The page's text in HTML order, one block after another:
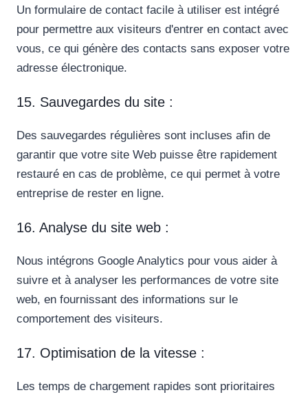
Un formulaire de contact facile à utiliser est intégré
pour permettre aux visiteurs d'entrer en contact avec
vous, ce qui génère des contacts sans exposer votre
adresse électronique.
15. Sauvegardes du site :
Des sauvegardes régulières sont incluses afin de
garantir que votre site Web puisse être rapidement
restauré en cas de problème, ce qui permet à votre
entreprise de rester en ligne.
16. Analyse du site web :
Nous intégrons Google Analytics pour vous aider à
suivre et à analyser les performances de votre site
web, en fournissant des informations sur le
comportement des visiteurs.
17. Optimisation de la vitesse :
Les temps de chargement rapides sont prioritaires